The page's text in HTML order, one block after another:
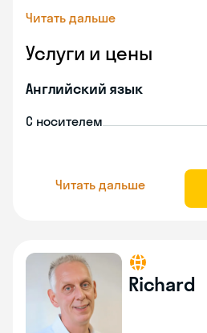
Читать дальше
Услуги и цены
Английский язык
С носителем
Читать дальше
Richard